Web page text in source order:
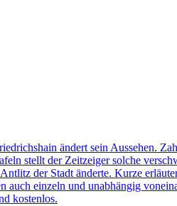
ändert sein Aussehen.
stellt der Zeitzeiger solche
der Stadt änderte. Kurze
einzeln und unabhängig
kostenlos.